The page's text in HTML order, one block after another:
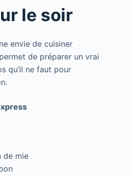
le soir
envie de cuisiner
de préparer un vrai
qu’il ne faut pour
de mie